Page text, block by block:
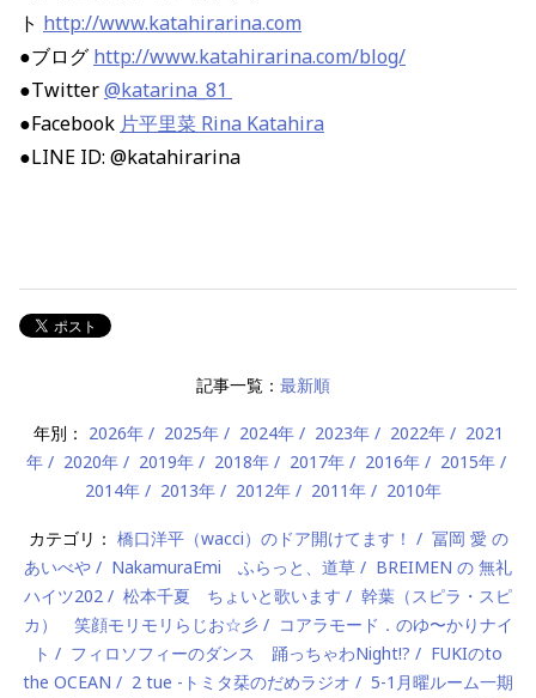
ト http://www.katahirarina.com
●ブログ http://www.katahirarina.com/blog/
●Twitter@katarina_81
●Facebook 片平里菜 Rina Katahira
●LINE ID: @katahirarina
記事一覧： 最新順
年別： 2026年 2025年 2024年 2023年 2022年
2021
年
2020年 2019年 2018年 2017年 2016年
2015年
2014年
2013年 2012年 2011年 2010年
カテゴリ： 橋口洋平（wacci）のドア開けてます！
冨岡 愛 の
あいべや
NakamuraEmi ふらっと、道草
BREIMEN の 無礼
ハイツ202
松本千夏 ちょいと歌います
幹葉（スピラ・スピ
カ） 笑顔モリモリらじお☆彡
コアラモード．のゆ〜かりナイ
ト
フィロソフィーのダンス 踊っちゃわNight!?
FUKIのto
the OCEAN
2 tue -トミタ栞のだめラジオ
5-1月曜ルーム一期